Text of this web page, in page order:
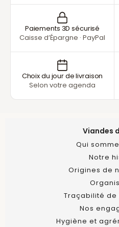
Paiements 3D sécurisé
Caisse d’Épargne · PayPal
Choix du jour de livraison
Selon votre agenda
Viandes
Qui
Notre
Origines de
Traçabilité de
Nos
Hygiène et